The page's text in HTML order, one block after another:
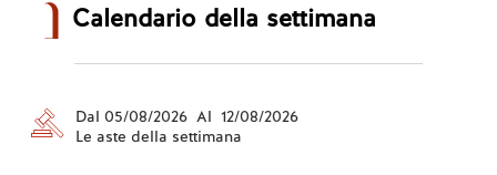
Calendario della settimana
Dal 05/08/2026 Al 12/08/2026
Le aste della settimana